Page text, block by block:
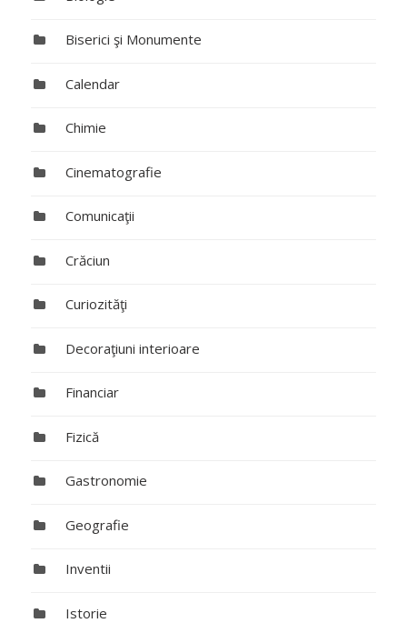
Biserici şi Monumente
Calendar
Chimie
Cinematografie
Comunicaţii
Crăciun
Curiozităţi
Decoraţiuni interioare
Financiar
Fizică
Gastronomie
Geografie
Inventii
Istorie